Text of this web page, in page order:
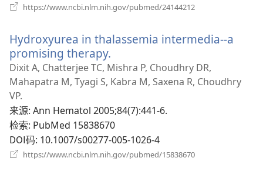
https://www.ncbi.nlm.nih.gov/pubmed/24144212
窗
Hydroxyurea in thalassemia intermedia--a
promising therapy.
开
新
口）
Dixit A, Chatterjee TC, Mishra P, Choudhry DR,
Mahapatra M, Tyagi S, Kabra M, Saxena R, Choudhry
VP.
来源‎: Ann Hematol 2005;84(7):441-6.
检索‎: PubMed 15838670
DOI码‎: 10.1007/s00277-005-1026-4
https://www.ncbi.nlm.nih.gov/pubmed/15838670